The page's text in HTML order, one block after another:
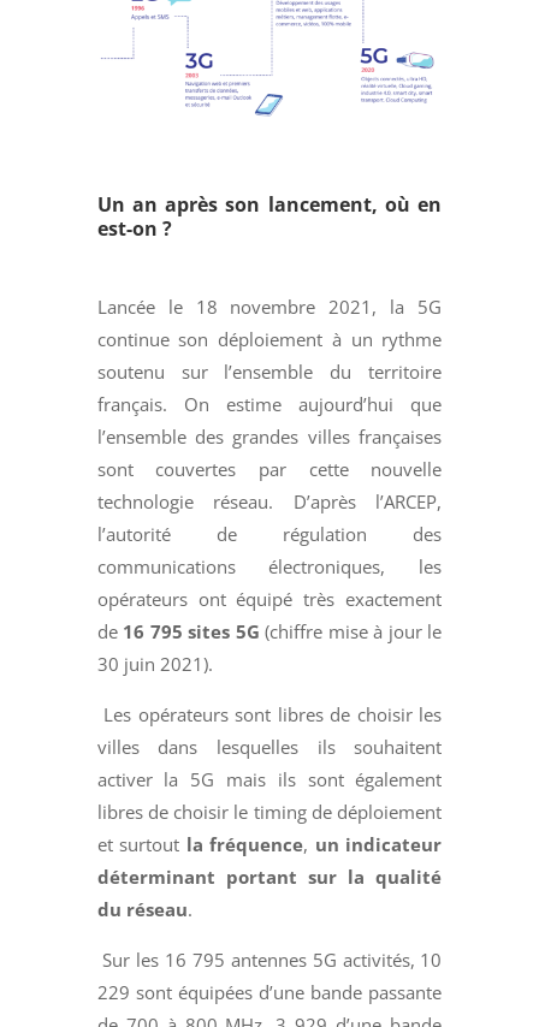
Un an après son lancement, où en
est-on ?
Lancée le 18 novembre 2021, la 5G
continue son déploiement à un rythme
soutenu sur l’ensemble du territoire
français. On estime aujourd’hui que
l’ensemble des grandes villes françaises
sont couvertes par cette nouvelle
technologie réseau. D’après l’ARCEP,
l’autorité de régulation des
communications électroniques, les
opérateurs ont équipé très exactement
de 16 795 sites 5G(chiffre mise à jour le
30 juin 2021).
Les opérateurs sont libres de choisir les
villes dans lesquelles ils souhaitent
activer la 5G mais ils sont également
libres de choisir le timing de déploiement
et surtout la fréquence, un indicateur
déterminant portant sur la qualité
du réseau.
Sur les 16 795 antennes 5G activités, 10
229 sont équipées d’une bande passante